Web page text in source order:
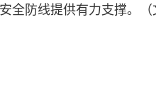
全防线提供有力支撑。（